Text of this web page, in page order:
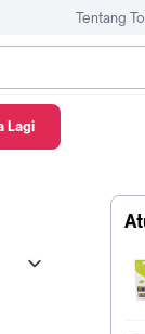
Tentang
Lagi